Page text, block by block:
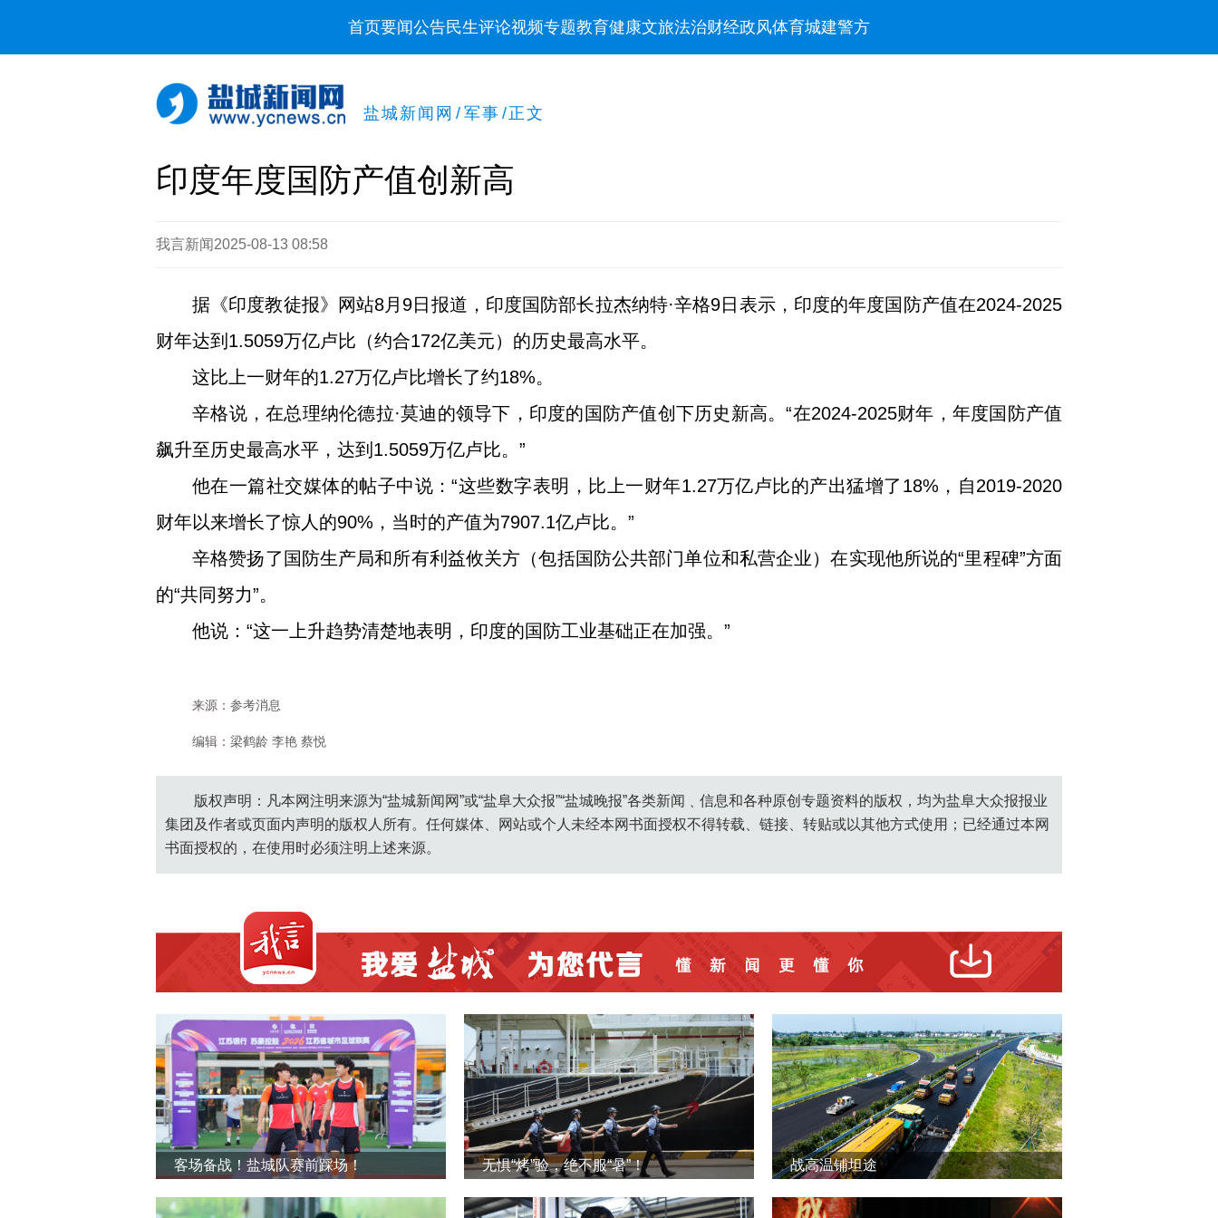
首页要闻公告民生评论视频专题教育健康文旅法治财经政风体育城建警方
盐城新闻网 / 军事 /正文
印度年度国防产值创新高
我言新闻 2025-08-13 08:58
据《印度教徒报》网站8月9日报道，印度国防部长拉杰纳特·辛格9日表示，印度的年度国防产值在2024-2025
财年达到1.5059万亿卢比（约合172亿美元）的历史最高水平。
这比上一财年的1.27万亿卢比增长了约18%。
辛格说，在总理纳伦德拉·莫迪的领导下，印度的国防产值创下历史新高。“在2024-2025财年，年度国防产值
飙升至历史最高水平，达到1.5059万亿卢比。”
他在一篇社交媒体的帖子中说：“这些数字表明，比上一财年1.27万亿卢比的产出猛增了18%，自2019-2020
财年以来增长了惊人的90%，当时的产值为7907.1亿卢比。”
辛格赞扬了国防生产局和所有利益攸关方（包括国防公共部门单位和私营企业）在实现他所说的“里程碑”方面
的“共同努力”。
他说：“这一上升趋势清楚地表明，印度的国防工业基础正在加强。”
来源：参考消息
编辑：梁鹤龄 李艳 蔡悦
版权声明：凡本网注明来源为“盐城新闻网”或“盐阜大众报”“盐城晚报”各类新闻﹑信息和各种原创专题资料的版权，均为盐阜大众报报业
集团及作者或页面内声明的版权人所有。任何媒体、网站或个人未经本网书面授权不得转载、链接、转贴或以其他方式使用；已经通过本网
书面授权的，在使用时必须注明上述来源。
客场备战！盐城队赛前踩场！ 无惧“烤”验，绝不服“暑”！ 战高温铺坦途